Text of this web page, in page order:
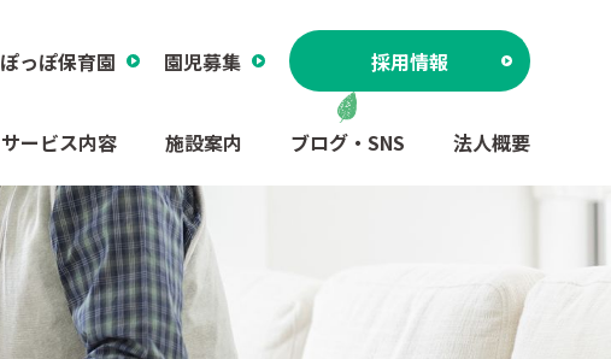
ぽっぽ保育園 園児募集 採用情報
サービス内容 施設案内 ブログ・SNS 法人概要